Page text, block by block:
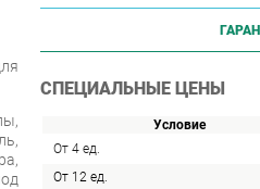
СПЕЦИАЛЬНЫЕ ЦЕНЫ
Условие
От 4 ед.
От 12 ед.